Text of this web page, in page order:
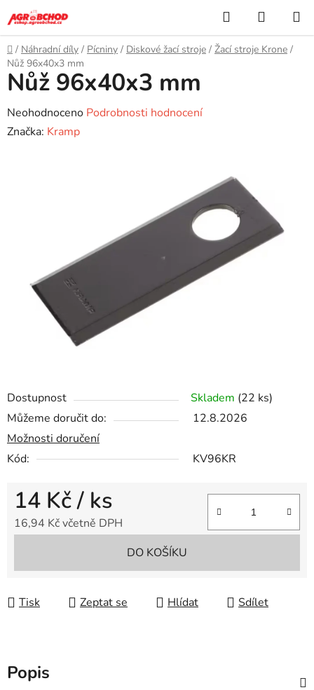
na
obsah
Hledat
KOŠÍK
Domů
/ Náhradní díly / Pícniny / Diskové žací stroje / Žací stroje Krone /
Nůž 96x40x3 mm
Dostupnost Skladem (22 ks)
Můžeme doručit do:
12.8.2026
Možnosti doručení
Kód:
KV96KR
14 Kč/ ks
16,94 Kč včetně DPH
DO KOŠÍKU
Tisk Zeptat se Hlídat Sdílet
Nůž 96x40x3 mm
Průměrné
hodnocení
Neohodnoceno Podrobnosti hodnocení
Značka: Kramp
Popis